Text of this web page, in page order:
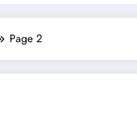
Page 2